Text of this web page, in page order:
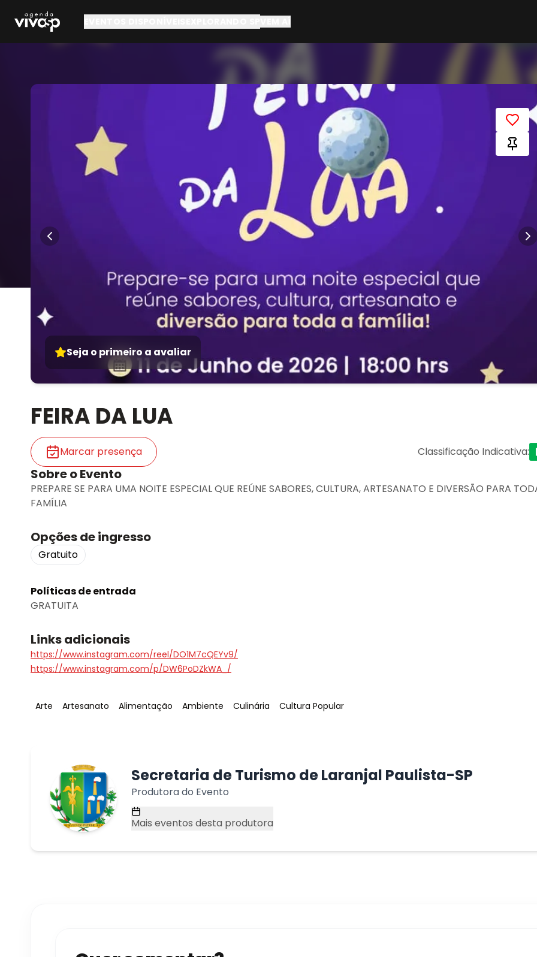
Seja o primeiro a avaliar
FEIRA DA LUA
Marcar presença Classificação Indicativa:
Sobre o Evento
PREPARE SE PARA UMA NOITE ESPECIAL QUE REÚNE SABORES, CULTURA, ARTESANATO E DIVERSÃO PARA
FAMÍLIA
Opções de ingresso
Gratuito
Políticas de entrada
GRATUITA
Links adicionais
https://www.instagram.com/reel/DO1M7cQEYv9/
https://www.instagram.com/p/DW6PoDZkWA_/
Tag:
Arte Tag:
Artesanato Tag:
Alimentação Tag:
Ambiente Tag:
Culinária Tag:
Cultura Popular
Secretaria de Turismo de Laranjal Paulista-SP
Produtora do Evento
Mais eventos desta produtora